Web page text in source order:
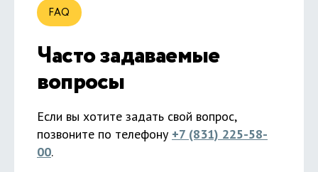
FAQ
Часто задаваемые
вопросы
Если вы хотите задать свой вопрос,
позвоните по телефону +7 (831) 225-58-
00.